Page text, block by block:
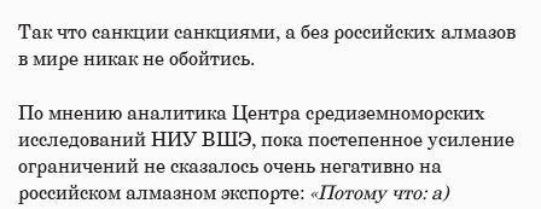
Так что санкции санкциями, а без российских алмазов
в мире никак не обойтись.
По мнению аналитика Центра средиземноморских
исследований НИУ ВШЭ, пока постепенное усиление
ограничений не сказалось очень негативно на
российском алмазном экспорте: «Потому что: а)